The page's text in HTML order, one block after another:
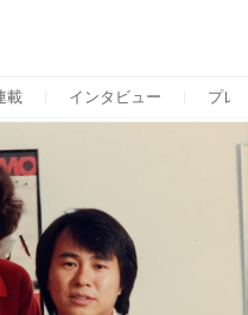
載 インタビュー プレ